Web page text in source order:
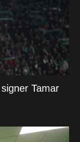
Tamar